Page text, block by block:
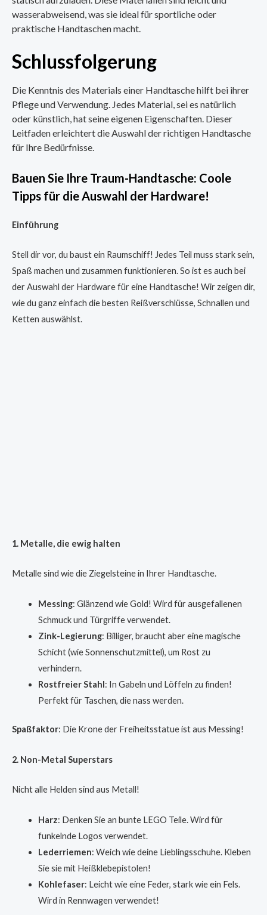
wasserabweisend, was sie ideal für sportliche oder
praktische Handtaschen macht.
Schlussfolgerung
Die Kenntnis des Materials einer Handtasche hilft bei ihrer
Pflege und Verwendung. Jedes Material, sei es natürlich
oder künstlich, hat seine eigenen Eigenschaften. Dieser
Leitfaden erleichtert die Auswahl der richtigen Handtasche
für Ihre Bedürfnisse.
Bauen Sie Ihre Traum-Handtasche: Coole
Tipps für die Auswahl der Hardware!
Einführung
Stell dir vor, du baust ein Raumschiff! Jedes Teil muss stark sein,
Spaß machen und zusammen funktionieren. So ist es auch bei
der Auswahl der Hardware für eine Handtasche! Wir zeigen dir,
wie du ganz einfach die besten Reißverschlüsse, Schnallen und
Ketten auswählst.
1. Metalle, die ewig halten
Metalle sind wie die Ziegelsteine in Ihrer Handtasche.
Messing: Glänzend wie Gold! Wird für ausgefallenen
Schmuck und Türgriffe verwendet.
Zink-Legierung: Billiger, braucht aber eine magische
Schicht (wie Sonnenschutzmittel), um Rost zu
verhindern.
Rostfreier Stahl: In Gabeln und Löffeln zu finden!
Perfekt für Taschen, die nass werden.
Spaßfaktor: Die Krone der Freiheitsstatue ist aus Messing!
2. Non-Metal Superstars
Nicht alle Helden sind aus Metall!
Harz: Denken Sie an bunte LEGO Teile. Wird für
funkelnde Logos verwendet.
Lederriemen: Weich wie deine Lieblingsschuhe. Kleben
Sie sie mit Heißklebepistolen!
Kohlefaser: Leicht wie eine Feder, stark wie ein Fels.
Wird in Rennwagen verwendet!